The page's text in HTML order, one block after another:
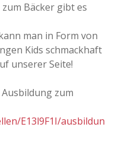
Bäcker gibt es
man in Form von
Kids schmackhaft
unserer Seite!
zum
E13l9F1I/ausbildun